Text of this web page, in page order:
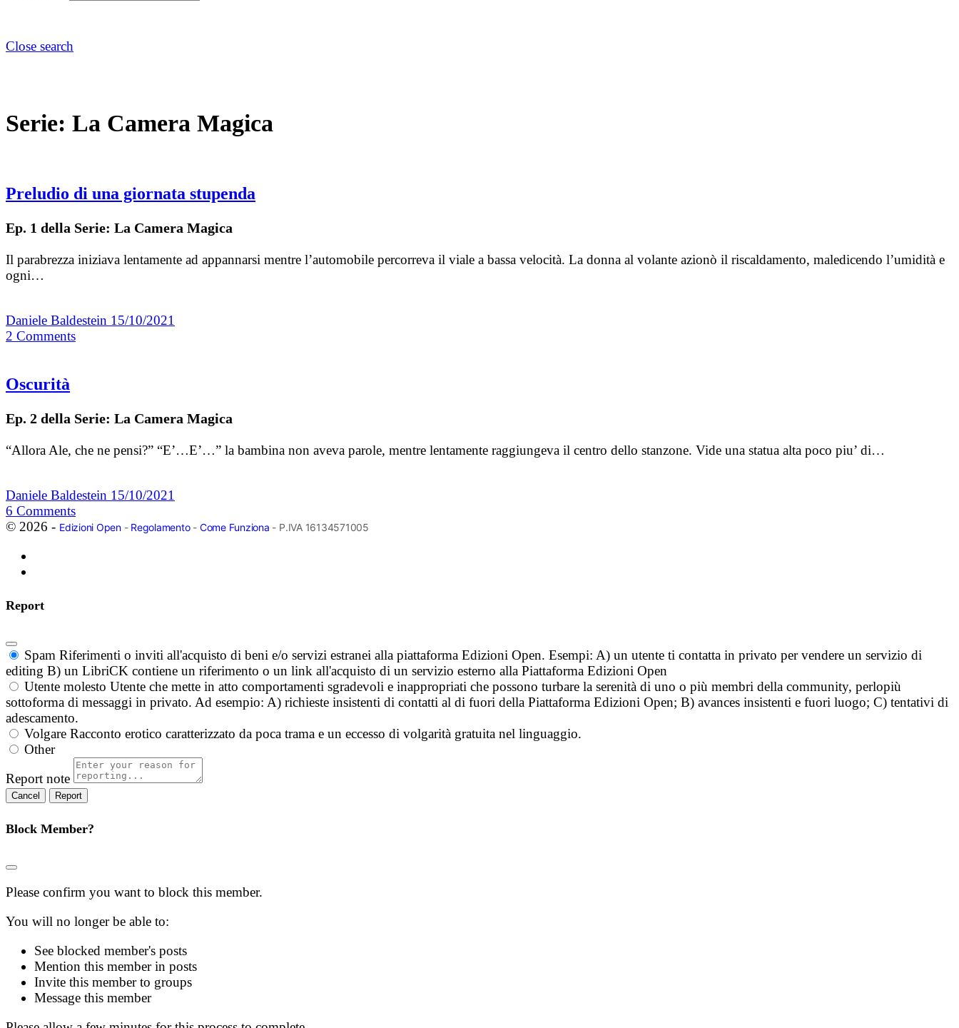
Close search
Serie: La Camera Magica
Preludio di una giornata stupenda
Ep. 1 della Serie: La Camera Magica
Il parabrezza iniziava lentamente ad appannarsi mentre l’automobile percorreva il viale a bassa velocità. La donna al volante azionò il riscaldamento, maledicendo l’umidità e
ogni…
Daniele Baldestein 15/10/2021
2 Comments
Oscurità
Ep. 2 della Serie: La Camera Magica
“Allora Ale, che ne pensi?” “E’…E’…” la bambina non aveva parole, mentre lentamente raggiungeva il centro dello stanzone. Vide una statua alta poco piu’ di…
Daniele Baldestein 15/10/2021
6 Comments
© 2026 - Edizioni Open- Regolamento- Come Funziona - P.IVA 16134571005
Report
Spam Riferimenti o inviti all'acquisto di beni e/o servizi estranei alla piattaforma Edizioni Open. Esempi: A) un utente ti contatta in privato per vendere un servizio di
editing B) un LibriCK contiene un riferimento o un link all'acquisto di un servizio esterno alla Piattaforma Edizioni Open
Utente molesto Utente che mette in atto comportamenti sgradevoli e inappropriati che possono turbare la serenità di uno o più membri della community, perlopiù
sottoforma di messaggi in privato. Ad esempio: A) richieste insistenti di contatti al di fuori della Piattaforma Edizioni Open; B) avances insistenti e fuori luogo; C) tentativi di
adescamento.
Volgare Racconto erotico caratterizzato da poca trama e un eccesso di volgarità gratuita nel linguaggio.
Other
Report note
Report
Block Member?
Please confirm you want to block this member.
You will no longer be able to:
See blocked member's posts
Mention this member in posts
Invite this member to groups
Message this member